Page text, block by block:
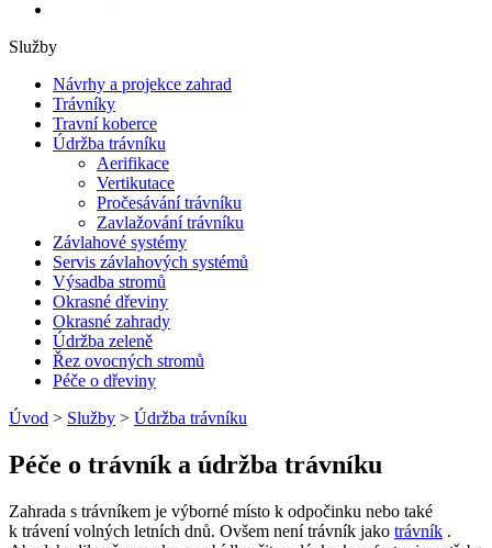
Služby
Návrhy a projekce zahrad
Trávníky
Travní koberce
Údržba trávníku
Aerifikace
Vertikutace
Pročesávání trávníku
Zavlažování trávníku
Závlahové systémy
Servis závlahových systémů
Výsadba stromů
Okrasné dřeviny
Okrasné zahrady
Údržba zeleně
Řez ovocných stromů
Péče o dřeviny
Úvod > Služby > Údržba trávníku
Péče o trávník a údržba trávníku
Zahrada s trávníkem je výborné místo k odpočinku nebo také
k trávení volných letních dnů. Ovšem není trávník jako trávník .